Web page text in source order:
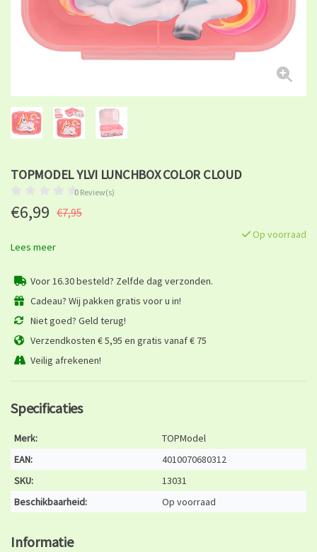
TOPMODEL YLVI LUNCHBOX COLOR CLOUD
0 Review(s)
€6,99 €7,95
Op voorraad
Lees meer
Voor 16.30 besteld? Zelfde dag verzonden.
Cadeau? Wij pakken gratis voor u in!
Niet goed? Geld terug!
Verzendkosten € 5,95 en gratis vanaf € 75
Veilig afrekenen!
Specificaties
Merk:
TOPModel
EAN:
4010070680312
SKU:
13031
Beschikbaarheid:
Op voorraad
Informatie